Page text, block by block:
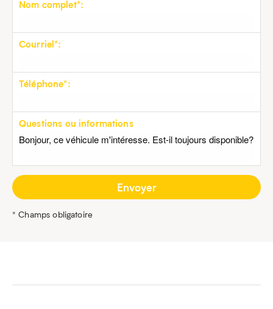
Nom complet*:
Courriel*:
Téléphone*:
Questions ou informations
* Champs obligatoire